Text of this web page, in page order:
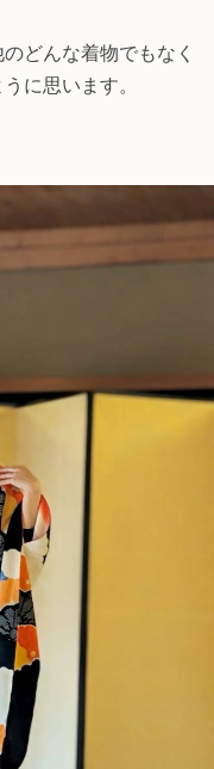
どんな着物でもなく
に思います。